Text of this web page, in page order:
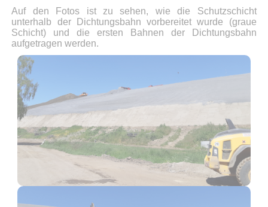
Auf den Fotos ist zu sehen, wie die Schutzschicht
unterhalb der Dichtungsbahn vorbereitet wurde (graue
Schicht) und die ersten Bahnen der Dichtungsbahn
aufgetragen werden.